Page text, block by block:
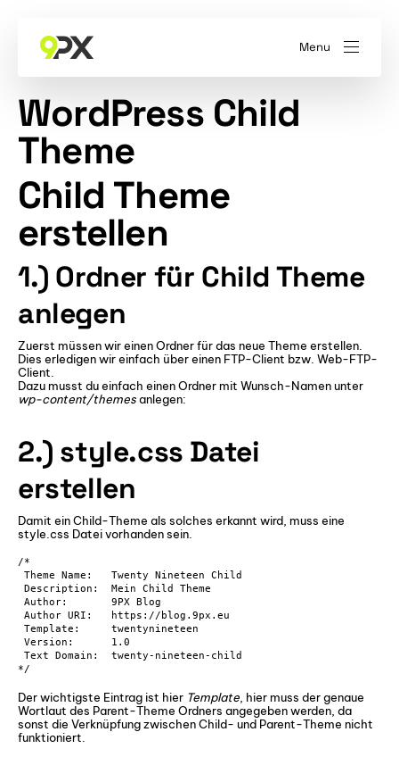
Menu
WordPress Child
Theme
Child Theme
erstellen
1.) Ordner für Child Theme
anlegen
Zuerst müssen wir einen Ordner für das neue Theme erstellen.
Dies erledigen wir einfach über einen FTP-Client bzw. Web-FTP-
Client.
Dazu musst du einfach einen Ordner mit Wunsch-Namen unter
wp-content/themesanlegen:
2.) style.css Datei
erstellen
Damit ein Child-Theme als solches erkannt wird, muss eine
style.css Datei vorhanden sein.
/*
Theme Name:   Twenty Nineteen Child
Description:  Mein Child Theme
Author:       9PX Blog
Author URI:   https://blog.9px.eu
Template:     twentynineteen
Version:      1.0
Text Domain:  twenty-nineteen-child
*/
Der wichtigste Eintrag ist hier Template , hier muss der genaue
Wortlaut des Parent-Theme Ordners angegeben werden, da
sonst die Verknüpfung zwischen Child- und Parent-Theme nicht
funktioniert.